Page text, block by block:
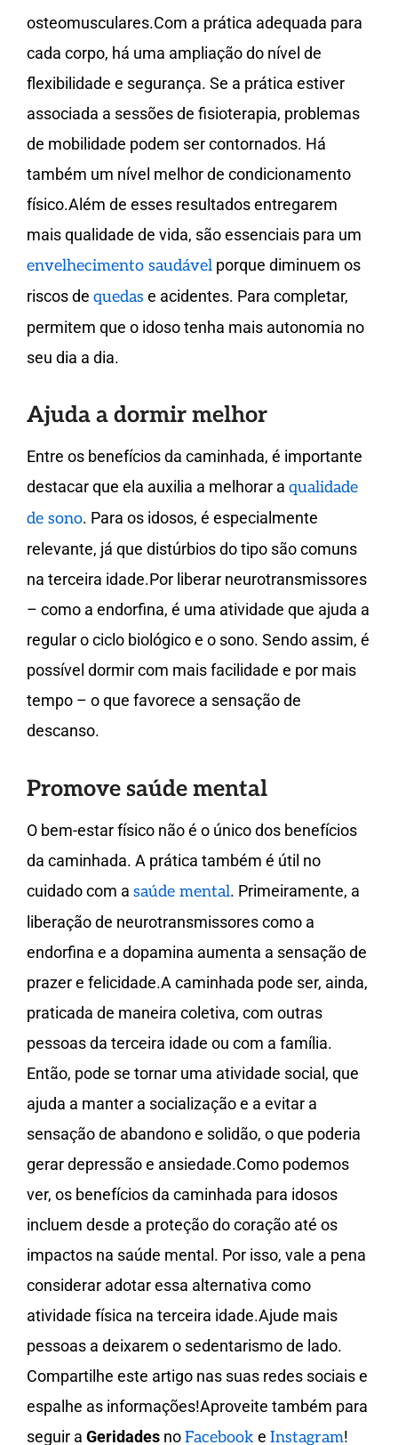
osteomusculares.Com a prática adequada para
cada corpo, há uma ampliação do nível de
flexibilidade e segurança. Se a prática estiver
associada a sessões de fisioterapia, problemas
de mobilidade podem ser contornados. Há
também um nível melhor de condicionamento
físico.Além de esses resultados entregarem
mais qualidade de vida, são essenciais para um
envelhecimento saudável porque diminuem os
riscos de quedas e acidentes. Para completar,
permitem que o idoso tenha mais autonomia no
seu dia a dia.
Ajuda a dormir melhor
Entre os benefícios da caminhada, é importante
destacar que ela auxilia a melhorar a qualidade
de sono. Para os idosos, é especialmente
relevante, já que distúrbios do tipo são comuns
na terceira idade.Por liberar neurotransmissores
– como a endorfina, é uma atividade que ajuda a
regular o ciclo biológico e o sono. Sendo assim, é
possível dormir com mais facilidade e por mais
tempo – o que favorece a sensação de
descanso.
Promove saúde mental
O bem-estar físico não é o único dos benefícios
da caminhada. A prática também é útil no
cuidado com a saúde mental. Primeiramente, a
liberação de neurotransmissores como a
endorfina e a dopamina aumenta a sensação de
prazer e felicidade.A caminhada pode ser, ainda,
praticada de maneira coletiva, com outras
pessoas da terceira idade ou com a família.
Então, pode se tornar uma atividade social, que
ajuda a manter a socialização e a evitar a
sensação de abandono e solidão, o que poderia
gerar depressão e ansiedade.Como podemos
ver, os benefícios da caminhada para idosos
incluem desde a proteção do coração até os
impactos na saúde mental. Por isso, vale a pena
considerar adotar essa alternativa como
atividade física na terceira idade.Ajude mais
pessoas a deixarem o sedentarismo de lado.
Compartilhe este artigo nas suas redes sociais e
espalhe as informações!Aproveite também para
seguir a Geridades noFacebook e Instagram!